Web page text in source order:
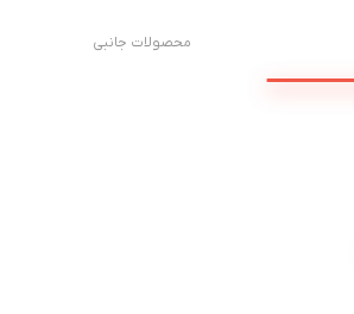
محصولات جانبی